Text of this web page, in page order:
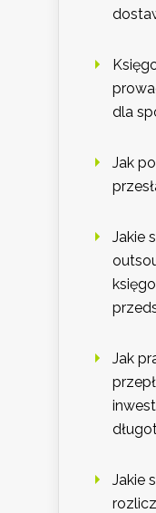
dla
Jak
Jakie
Jak
Jakie